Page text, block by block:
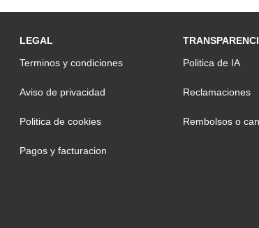
LEGAL
Terminos y condiciones
Aviso de privacidad
Politica de cookies
Pagos y facturacion
Politica de IA
Reclamaciones
Rembolsos o